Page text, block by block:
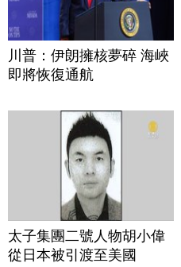
川普：伊朗擁核夢碎 海峽
即將恢復通航
太子集團二號人物胡小偉
從日本被引渡至美國